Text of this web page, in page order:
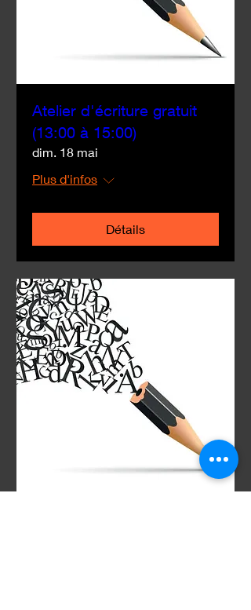
Atelier d'écriture gratuit
(13:00 à 15:00)
dim. 18 mai
Plus d'infos
Détails